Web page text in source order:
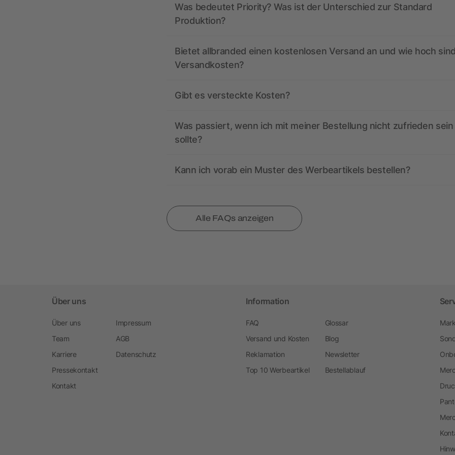
Was bedeutet Priority? Was ist der Unterschied zur Standard
Produktion?
Bietet allbranded einen kostenlosen Versand an und wie hoch
Versandkosten?
Gibt es versteckte Kosten?
Was passiert, wenn ich mit meiner Bestellung nicht zufrieden sein
sollte?
Kann ich vorab ein Muster des Werbeartikels bestellen?
Alle FAQs anzeigen
Über uns
Über uns
Team
Karriere
Pressekontakt
Kontakt
Impressum
AGB
Datenschutz
Information
FAQ
Versand und Kosten
Reklamation
Top 10 Werbeartikel
Glossar
Blog
Newsletter
Bestellablauf